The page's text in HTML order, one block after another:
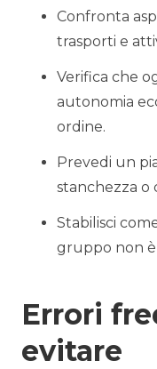
Confronta
trasporti e
Verifica che
autonomia
ordine.
Prevedi un
stanchezza o
Stabilisci
gruppo non è
Errori
evitare